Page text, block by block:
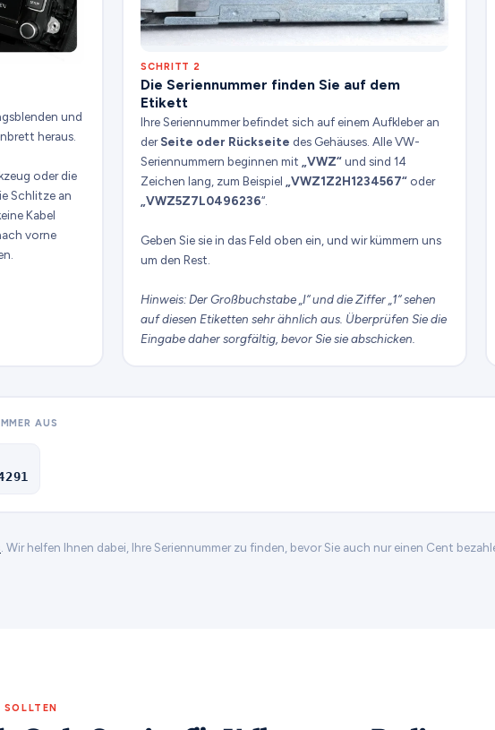
und
heraus.
oder die
Schlitze an
Kabel
vorne
SCHRITT 2
Die Seriennummer finden Sie auf dem
Etikett
Ihre Seriennummer befindet sich auf einem Aufkleber an
derSeite oder Rückseite des Gehäuses. Alle VW-
Seriennummern beginnen mit
„VWZ“und sind 14
Zeichen lang, zum Beispiel
„VWZ1Z2H1234567“ oder
„VWZ5Z7L0496236“.
Geben Sie sie in das Feld oben ein, und wir kümmern uns
um den Rest.
Hinweis: Der Großbuchstabe „I“ und die Ziffer „1“ sehen
auf diesen Etiketten sehr ähnlich aus. Überprüfen Sie die
Eingabe daher sorgfältig, bevor Sie sie abschicken.
AUS
. Wir helfen Ihnen dabei, Ihre Seriennummer zu finden, bevor Sie auch nur einen Cent
SOLLTEN